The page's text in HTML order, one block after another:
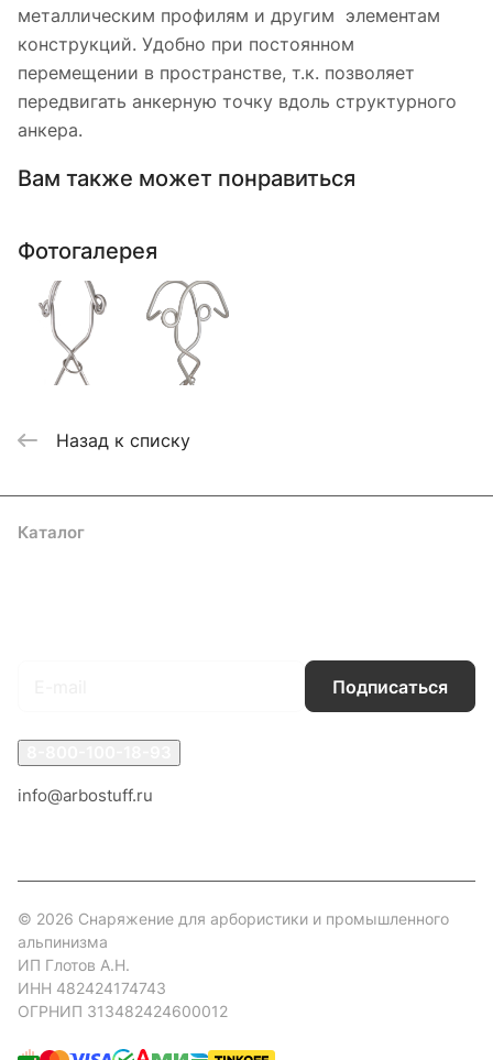
металлическим профилям и другим элементам
конструкций. Удобно при постоянном
перемещении в пространстве, т.к. позволяет
передвигать анкерную точку вдоль структурного
анкера.
Вам также может понравиться
Фотогалерея
Назад к списку
Каталог
Подписаться
info@arbostuff.ru
© 2026 Снаряжение для арбористики и промышленного
альпинизма
ИП Глотов А.Н.
ИНН 482424174743
ОГРНИП 313482424600012